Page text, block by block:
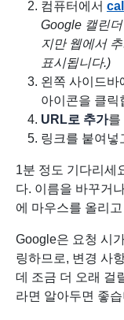
컴퓨터에서
Google 캘린
지만 웹에서
표시됩니다.)
왼쪽 사이드바
아이콘을 클릭
URL로 추가를
링크를 붙여넣
1분 정도 기다리세
다. 이름을 바꾸거
에 마우스를 올리
Google은 요청 시
링하므로, 변경 사
데 조금 더 오래 걸
라면 알아두면 좋